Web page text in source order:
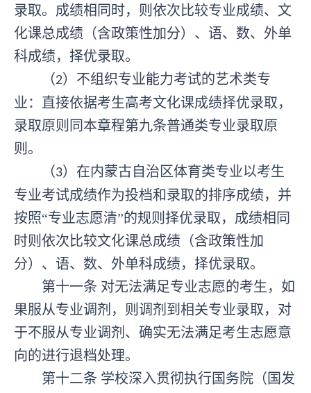
录取。成绩相同时，则依次比较专业成绩、文
化课总成绩（含政策性加分）、语、数、外单
科成绩，择优录取。
（2）不组织专业能力考试的艺术类专
业： 直接依据考生高考文化课成绩择优录取，
录取原则同本章程第九条普通类专业录取原
则。
（3） 在内蒙古自治区体育类专业以考生
专业考试成绩作为投档和录取的排序成绩，并
按照“专业志愿清”的规则择优录取，成绩相同
时则依次比较文化课总成绩（含政策性加
分）、语、数、外单科成绩，择优录取。
第十一条 对无法满足专业志愿的考生，如
果服从专业调剂，则调剂到相关专业录取，对
于不服从专业调剂、确实无法满足考生志愿意
向的进行退档处理。
第十二条 学校深入贯彻执行国务院（国发